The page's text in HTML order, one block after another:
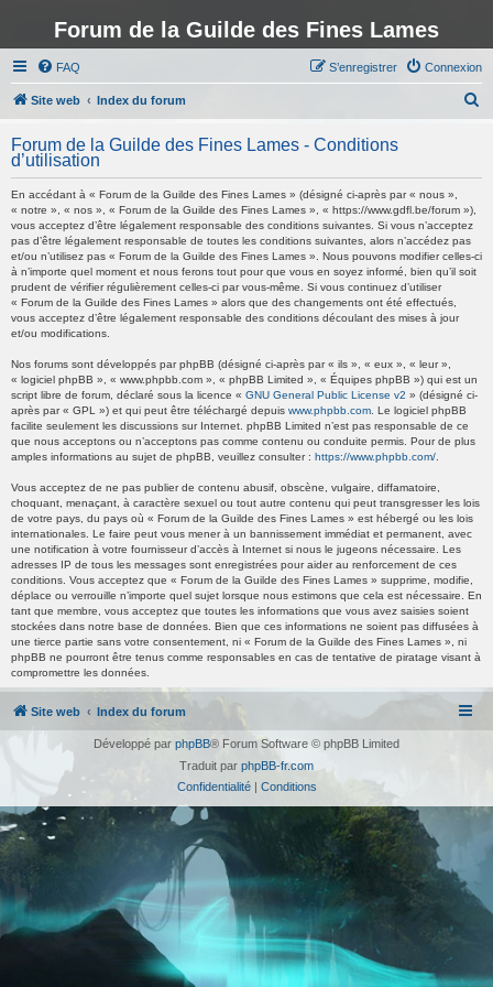
Forum de la Guilde des Fines Lames
FAQ Connexion
S’enregistrer
Site web Index du forum
h
c
Forum de la Guilde des Fines Lames - Conditions
d’utilisation
En accédant à « Forum de la Guilde des Fines Lames » (désigné ci-après par « nous »,
« notre », « nos », « Forum de la Guilde des Fines Lames », « https://www.gdfl.be/forum »),
vous acceptez d’être légalement responsable des conditions suivantes. Si vous n’acceptez
pas d’être légalement responsable de toutes les conditions suivantes, alors n’accédez pas
et/ou n’utilisez pas « Forum de la Guilde des Fines Lames ». Nous pouvons modifier celles-ci
à n’importe quel moment et nous ferons tout pour que vous en soyez informé, bien qu’il soit
prudent de vérifier régulièrement celles-ci par vous-même. Si vous continuez d’utiliser
« Forum de la Guilde des Fines Lames » alors que des changements ont été effectués,
vous acceptez d’être légalement responsable des conditions découlant des mises à jour
et/ou modifications.
Nos forums sont développés par phpBB (désigné ci-après par « ils », « eux », « leur »,
« logiciel phpBB », « www.phpbb.com », « phpBB Limited », « Équipes phpBB ») qui est un
script libre de forum, déclaré sous la licence « GNU General Public License v2 » (désigné ci-
après par « GPL ») et qui peut être téléchargé depuis www.phpbb.com . Le logiciel phpBB
facilite seulement les discussions sur Internet. phpBB Limited n’est pas responsable de ce
que nous acceptons ou n’acceptons pas comme contenu ou conduite permis. Pour de plus
amples informations au sujet de phpBB, veuillez consulter : https://www.phpbb.com/
Vous acceptez de ne pas publier de contenu abusif, obscène, vulgaire, diffamatoire,
choquant, menaçant, à caractère sexuel ou tout autre contenu qui peut transgresser les lois
de votre pays, du pays où « Forum de la Guilde des Fines Lames » est hébergé ou les lois
internationales. Le faire peut vous mener à un bannissement immédiat et permanent, avec
une notification à votre fournisseur d’accès à Internet si nous le jugeons nécessaire. Les
adresses IP de tous les messages sont enregistrées pour aider au renforcement de ces
conditions. Vous acceptez que « Forum de la Guilde des Fines Lames » supprime, modifie,
déplace ou verrouille n’importe quel sujet lorsque nous estimons que cela est nécessaire. En
tant que membre, vous acceptez que toutes les informations que vous avez saisies soient
stockées dans notre base de données. Bien que ces informations ne soient pas diffusées à
une tierce partie sans votre consentement, ni « Forum de la Guilde des Fines Lames », ni
phpBB ne pourront être tenus comme responsables en cas de tentative de piratage visant à
compromettre les données.
Site web Index du forum
Développé par phpBB® Forum Software © phpBB Limited
Traduit par phpBB-fr.com
Confidentialité| Conditions